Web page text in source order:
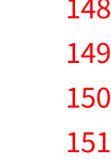
149
150
151